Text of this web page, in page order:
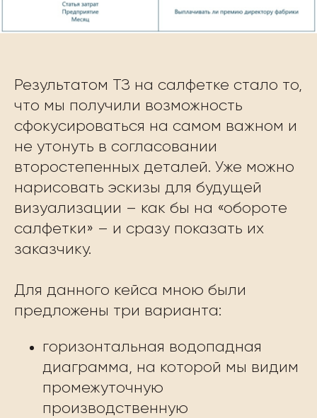
Результатом ТЗ на салфетке стало то,
что мы получили возможность
сфокусироваться на самом важном и
не утонуть в согласовании
второстепенных деталей. Уже можно
нарисовать эскизы для будущей
визуализации – как бы на «обороте
салфетки» – и сразу показать их
заказчику.
Для данного кейса мною были
предложены три варианта:
горизонтальная водопадная
диаграмма, на которой мы видим
промежуточную
производственную